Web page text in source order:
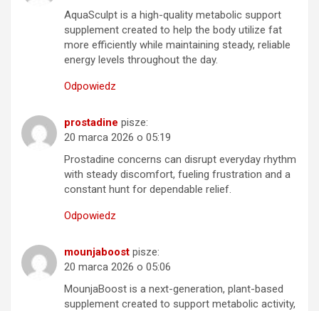
AquaSculpt is a high-quality metabolic support
supplement created to help the body utilize fat
more efficiently while maintaining steady, reliable
energy levels throughout the day.
Odpowiedz
prostadine pisze:
20 marca 2026 o 05:19
Prostadine concerns can disrupt everyday rhythm
with steady discomfort, fueling frustration and a
constant hunt for dependable relief.
Odpowiedz
mounjaboost pisze:
20 marca 2026 o 05:06
MounjaBoost is a next-generation, plant-based
supplement created to support metabolic activity,